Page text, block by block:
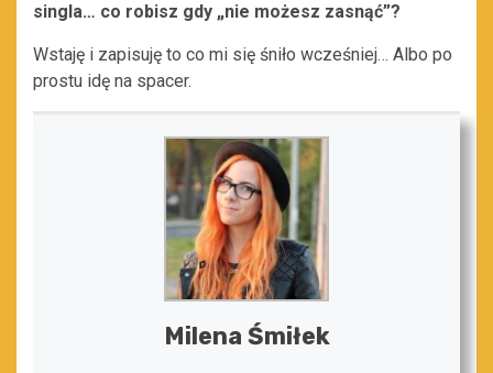
singla… co robisz gdy „nie możesz zasnąć”?
Wstaję i zapisuję to co mi się śniło wcześniej… Albo po
prostu idę na spacer.
Milena Śmiłek